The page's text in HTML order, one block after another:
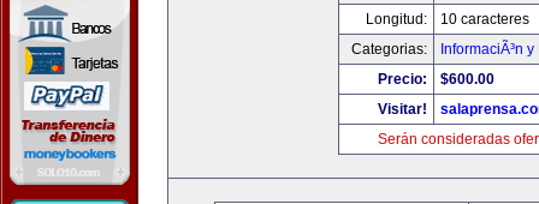
Longitud:
10 caracteres
Categorias:
InformaciÃ³n
Precio:
$600.00
Visitar!
Serán consideradas